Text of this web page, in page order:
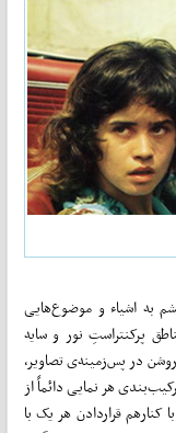
به اشیاء و موضو‌ع‌هایی
پرکنتراستِ نور و سایه
در پس‌زمینه‌ی تصاویر،
هر نمایی دائماً از
قراردادن هر یک با